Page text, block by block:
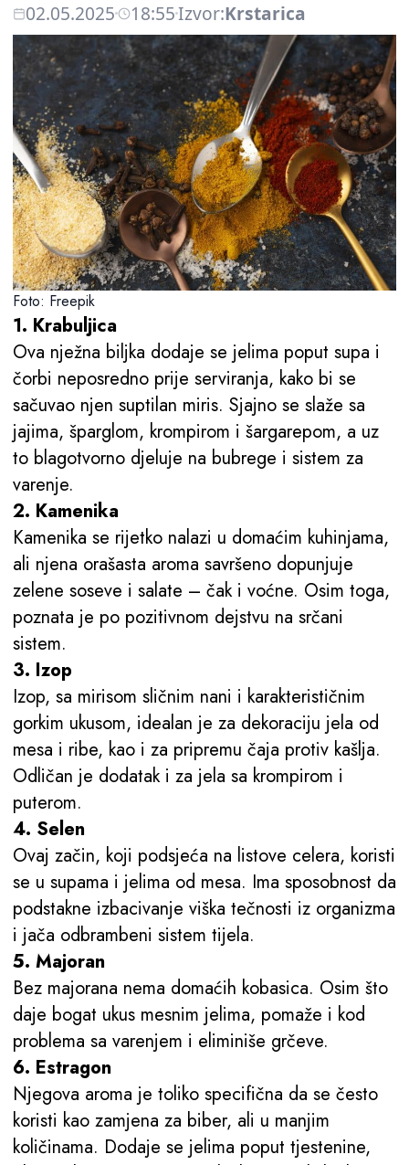
02.05.2025 18:55Izvor:Krstarica
Foto: Freepik
1. Krabuljica
Ova nježna biljka dodaje se jelima poput supa i
čorbi neposredno prije serviranja, kako bi se
sačuvao njen suptilan miris. Sjajno se slaže sa
jajima, šparglom, krompirom i šargarepom, a uz
to blagotvorno djeluje na bubrege i sistem za
varenje.
2. Kamenika
Kamenika se rijetko nalazi u domaćim kuhinjama,
ali njena orašasta aroma savršeno dopunjuje
zelene soseve i salate – čak i voćne. Osim toga,
poznata je po pozitivnom dejstvu na srčani
sistem.
3. Izop
Izop, sa mirisom sličnim nani i karakterističnim
gorkim ukusom, idealan je za dekoraciju jela od
mesa i ribe, kao i za pripremu čaja protiv kašlja.
Odličan je dodatak i za jela sa krompirom i
puterom.
4. Selen
Ovaj začin, koji podsjeća na listove celera, koristi
se u supama i jelima od mesa. Ima sposobnost da
podstakne izbacivanje viška tečnosti iz organizma
i jača odbrambeni sistem tijela.
5. Majoran
Bez majorana nema domaćih kobasica. Osim što
daje bogat ukus mesnim jelima, pomaže i kod
problema sa varenjem i eliminiše grčeve.
6. Estragon
Njegova aroma je toliko specifična da se često
koristi kao zamjena za biber, ali u manjim
količinama. Dodaje se jelima poput tjestenine,